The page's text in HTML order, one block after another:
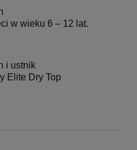
w wieku 6 – 12 lat.
i ustnik
Elite Dry Top